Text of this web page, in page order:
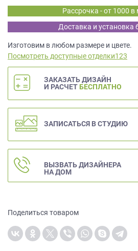
Рассрочка - от 1000 в
Доставка и установка
Изготовим в любом размере и цвете.
Посмотреть доступные отделки123
ЗАКАЗАТЬ ДИЗАЙН
И РАСЧЕТ БЕСПЛАТНО
ЗАПИСАТЬСЯ В СТУДИЮ
ВЫЗВАТЬ ДИЗАЙНЕРА
НА ДОМ
Поделиться товаром